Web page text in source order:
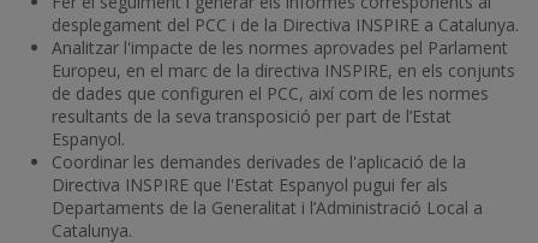
desplegament del PCC i de la Directiva INSPIRE a Catalunya.
Analitzar l'impacte de les normes aprovades pel Parlament
Europeu, en el marc de la directiva INSPIRE, en els conjunts
de dades que configuren el PCC, així com de les normes
resultants de la seva transposició per part de l’Estat
Espanyol.
Coordinar les demandes derivades de l'aplicació de la
Directiva INSPIRE que l'Estat Espanyol pugui fer als
Departaments de la Generalitat i l’Administració Local a
Catalunya.